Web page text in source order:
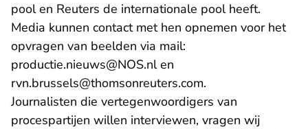
pool en Reuters de internationale pool heeft.
Media kunnen contact met hen opnemen voor het
opvragen van beelden via mail:
productie.nieuws@NOS.nl- U verlaat Rechtspraak.nl
en
rvn.brussels@thomsonreuters.com- U verlaat
.
Journalisten die vertegenwoordigers van
procespartijen willen interviewen, vragen wij